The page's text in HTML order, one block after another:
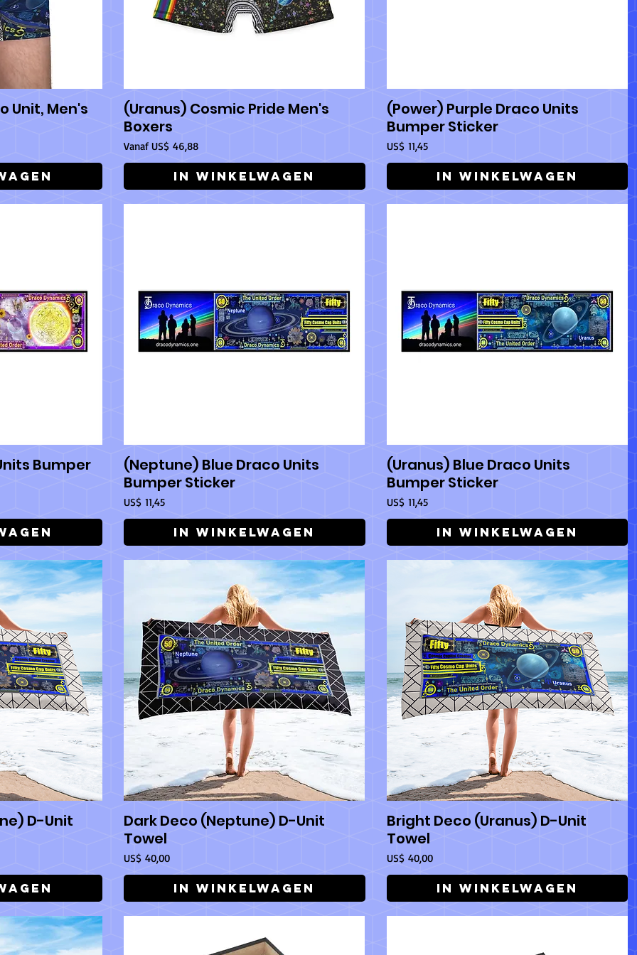
Unit, Men's
Snel overzicht
(Uranus) Cosmic Pride Men's
Boxers
VanafUS$ 46,88
Verkoopprijs
In winkelwagen
Snel overzicht
(Power) Purple Draco Units
Bumper Sticker
Prijs
US$ 11,45
In winkelwagen
Bumper
Snel overzicht
(Neptune) Blue Draco Units
Bumper Sticker
Prijs
US$ 11,45
In winkelwagen
Snel overzicht
(Uranus) Blue Draco Units
Bumper Sticker
Prijs
US$ 11,45
In winkelwagen
D-Unit
Snel overzicht
Dark Deco (Neptune) D-Unit
Towel
Prijs
US$ 40,00
In winkelwagen
Snel overzicht
Bright Deco (Uranus) D-Unit
Towel
Prijs
US$ 40,00
In winkelwagen